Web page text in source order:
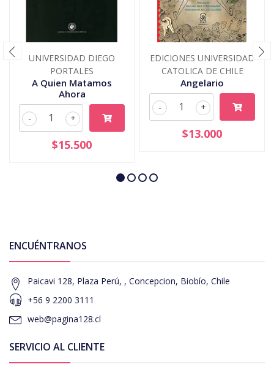
UNIVERSIDAD DIEGO
PORTALES
A Quien Matamos
Ahora
+
-
$15.500
EDICIONES UNIVERSIDAD
CATOLICA DE CHILE
Angelario
+
-
$13.000
ENCUÉNTRANOS
Paicavi 128, Plaza Perú, , Concepcion, Biobío, Chile
+56 9 2200 3111
web@pagina128.cl
SERVICIO AL CLIENTE